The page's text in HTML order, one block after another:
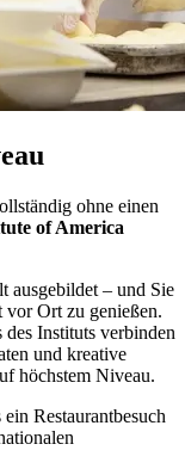
ohne einen
of America
ausgebildet – und Sie
Ort zu genießen.
des Instituts verbinden
und kreative
höchstem Niveau.
Restaurantbesuch